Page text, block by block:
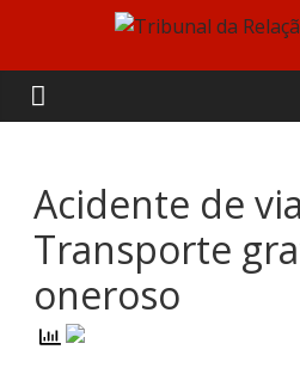
content
Tribunal
da
Relação
de
Coimbra
Acidente de
Transporte
oneroso